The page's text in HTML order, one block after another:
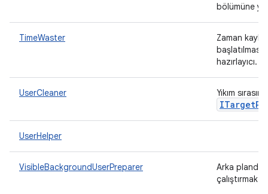
bölümüne
TimeWaster
Zaman
hazırlayıcı.
UserCleaner Yıkım
ITarget
UserHelper
VisibleBackgroundUserPreparer
Arka planda
çalıştırmak